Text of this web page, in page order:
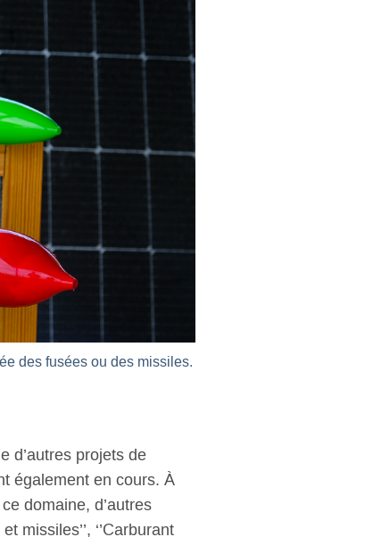
des fusées ou des missiles.
d’autres projets de
également en cours. À
domaine, d’autres
missiles’’, ‘’Carburant